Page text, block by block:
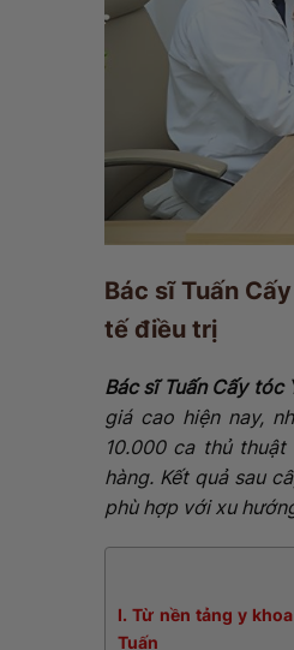
Bác sĩ Tuấn
tế điều trị
Bác sĩ Tuấn Cấy tóc
giá cao hiện nay,
10.000 ca thủ
hàng. Kết quả sau
phù hợp với xu
I. Từ nền tảng y
Tuấn